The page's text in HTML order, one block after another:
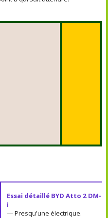
Essai détaillé BYD Atto 2 DM-
i
— Presqu'une électrique.